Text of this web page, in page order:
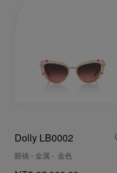
Dolly LB0002
眼镜 - 金属 - 金色